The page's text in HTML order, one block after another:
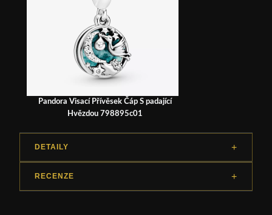
Pandora Visací Přívěsek Čáp S padající
Hvězdou 798895c01
DETAILY
RECENZE